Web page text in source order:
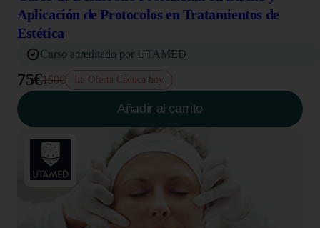
Aplicación de Protocolos en Tratamientos de
Estética
Curso acreditado por UTAMED
75€150€ La Oferta Caduca hoy
Añadir al carrito